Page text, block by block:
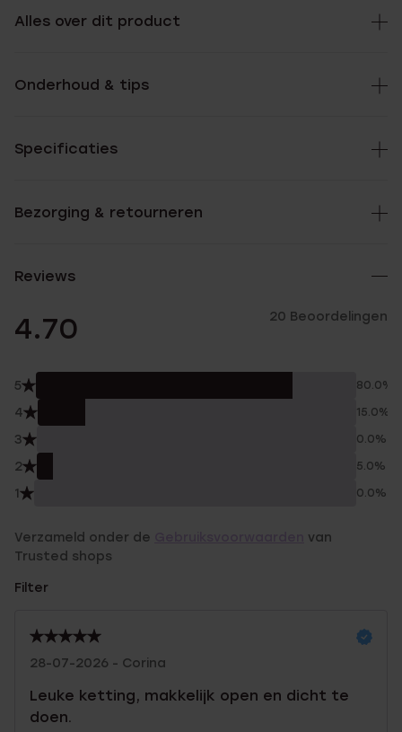
Alles over dit product
Onderhoud & tips
Specificaties
Bezorging & retourneren
Reviews
4.70 20 Beoordelingen
5 80.0%
4 15.0%
3 0.0%
2 5.0%
1 0.0%
Verzameld onder de
van
Trusted shops
Filter
28-07-2026 - Corina
Leuke ketting, makkelijk open en dicht te
doen.